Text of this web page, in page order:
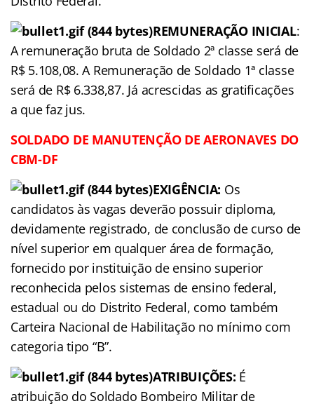
REMUNERAÇÃO INICIAL:
A remuneração bruta de Soldado 2ª classe será de
R$ 5.108,08. A Remuneração de Soldado 1ª classe
será de R$ 6.338,87. Já acrescidas as gratificações
a que faz jus.
SOLDADO DE MANUTENÇÃO DEAERONAVES DO
CBM-DF
EXIGÊNCIA: Os
candidatos às vagas deverão possuir diploma,
devidamente registrado, de conclusão de curso de
nível superior em qualquer área de formação,
fornecido por instituição de ensino superior
reconhecida pelos sistemas de ensino federal,
estadual ou do Distrito Federal, como também
Carteira Nacional de Habilitação no mínimo com
categoria tipo “B”.
ATRIBUIÇÕES: É
atribuição do Soldado Bombeiro Militar de